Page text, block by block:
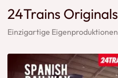
24Trains Originals
Einzigartige Eigenproduktionen